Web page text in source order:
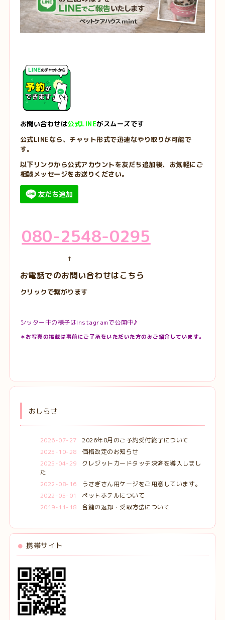
お問い合わせは公式LINEがスムーズです
公式LINEなら、チャット形式で迅速なやり取りが可能で
す。
以下リンクから公式アカウントを友だち追加後、お気軽にご
相談メッセージをお送りください。
080-2548-0295
↑
お電話でのお問い合わせはこちら
クリックで繋がります
シッター中の様子はInstagramで公開中♪
＊お写真の掲載は事前にご了承をいただいた方のみご紹介しています。
おしらせ
2026-07-27
2026年8月のご予約受付終了について
2025-10-28
価格改定のお知らせ
2025-04-29
クレジットカードタッチ決済を導入しまし
た
2022-08-16
うさぎさん用ケージをご用意しています。
2022-05-01
ペットホテルについて
2019-11-18
合鍵の返却・受取方法について
携帯サイト